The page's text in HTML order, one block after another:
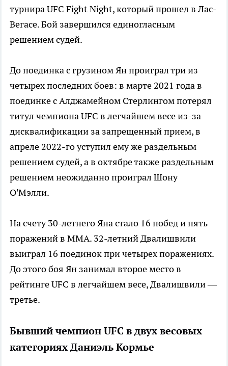
турнира UFC Fight Night, который прошел в Лас-
Вегасе. Бой завершился единогласным
решением судей.
До поединка с грузином Ян проиграл три из
четырех последних боев: в марте 2021 года в
поединке с Алджамейном Стерлингом потерял
титул чемпиона UFC в легчайшем весе из-за
дисквалификации за запрещенный прием, в
апреле 2022-го уступил ему же раздельным
решением судей, а в октябре также раздельным
решением неожиданно проиграл Шону
О'Мэлли.
На счету 30-летнего Яна стало 16 побед и пять
поражений в ММА. 32-летний Двалишвили
выиграл 16 поединок при четырех поражениях.
До этого боя Ян занимал второе место в
рейтинге UFC в легчайшем весе, Двалишвили —
третье.
Бывший чемпион UFC в двух весовых
категориях Даниэль Кормье